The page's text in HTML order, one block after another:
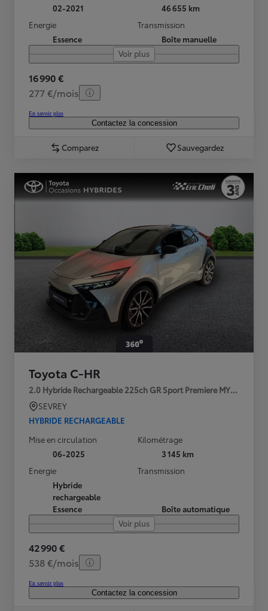
02-2021
46 655 km
Energie
Essence
Transmission
Boîte manuelle
Voir plus
16 990 €
277 €/mois
En savoir plus
Contactez la concession
Comparez Sauvegardez
Toyota C-HR
2.0 Hybride Rechargeable 225ch GR Sport Premiere MY25
SEVREY
HYBRIDE RECHARGEABLE
Mise en circulation
06-2025
Kilométrage
3 145 km
Energie
Hybride
rechargeable
Essence
Transmission
Boîte automatique
Voir plus
42 990 €
538 €/mois
En savoir plus
Contactez la concession